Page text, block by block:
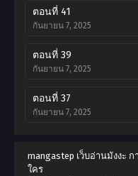
ตอนที่ 41
กันยายน 7, 2025
ตอนที่ 39
กันยายน 7, 2025
ตอนที่ 37
กันยายน 7, 2025
กันยายน 7, 2025
mangastep เว็บอ่านมังงะ
ใคร